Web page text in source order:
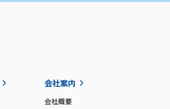
会社案内
会社概要